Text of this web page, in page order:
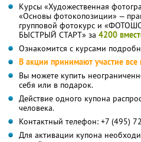
Курсы «Художественная
«Основы фотокопозиции» —
групповой фотокурс и
БЫСТРЫЙ СТАРТ» за 4200
Ознакомится с курсами
В акции принимают участие
Вы можете купить
себя или в подарок.
Действие одного купона
человека.
Контактный телефон: +7 (495)
Для активации купона